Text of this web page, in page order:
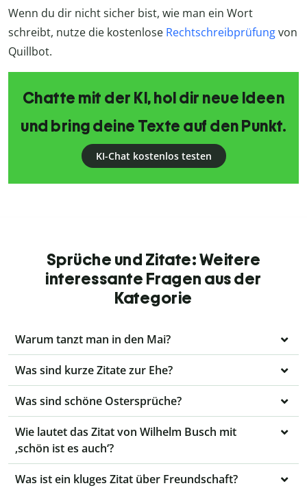
Wenn du dir nicht sicher bist, wie man ein Wort
schreibt, nutze die kostenlose Rechtschreibprüfungvon
Quillbot.
Chatte mit der KI, hol dir neue Ideen
und bring deine Texte auf den Punkt.
KI-Chat kostenlos testen
Sprüche und Zitate: Weitere
interessante Fragen aus der
Kategorie
Warum tanzt man in den Mai?
Was sind kurze Zitate zur Ehe?
Was sind schöne Ostersprüche?
Wie lautet das Zitat von Wilhelm Busch mit
‚schön ist es auch‘?
Was ist ein kluges Zitat über Freundschaft?